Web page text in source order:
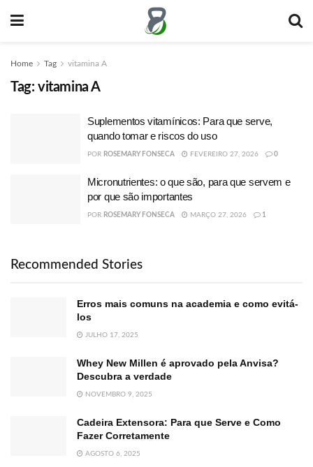
Home Tag vitamina A
Tag: vitamina A
Suplementos vitamínicos: Para que serve,
quando tomar e riscos do uso
POR ROSEMARY FONSECA FEVEREIRO 27, 2026 0
Micronutrientes: o que são, para que servem e
por que são importantes
POR ROSEMARY FONSECA MARÇO 27, 2026 1
Recommended Stories
Erros mais comuns na academia e como evitá-
los
JULHO 17, 2025
Whey New Millen é aprovado pela Anvisa?
Descubra a verdade
NOVEMBRO 9, 2025
Cadeira Extensora: Para que Serve e Como
Fazer Corretamente
AGOSTO 6, 2025